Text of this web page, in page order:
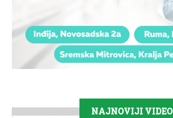
NAJNOVIJI VIDEO